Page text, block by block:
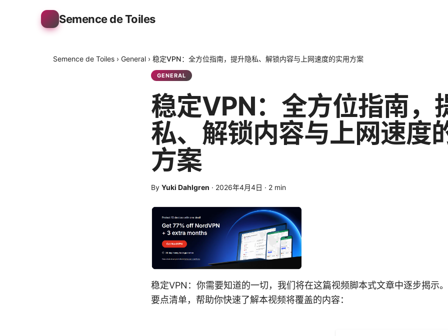
Semence de Toiles
Semence de Toiles › General › 稳定VPN：全方位指南，提升隐私、解锁内容与上网速度的实用方案
GENERAL
稳定VPN：全方位指南，
私、解锁内容与上网速度
方案
By Yuki Dahlgren · 2026年4月4日 · 2 min
稳定VPN：你需要知道的一切，我们将在这篇视频脚本式文章中逐步揭示
要点清单，帮助你快速了解本视频将覆盖的内容：